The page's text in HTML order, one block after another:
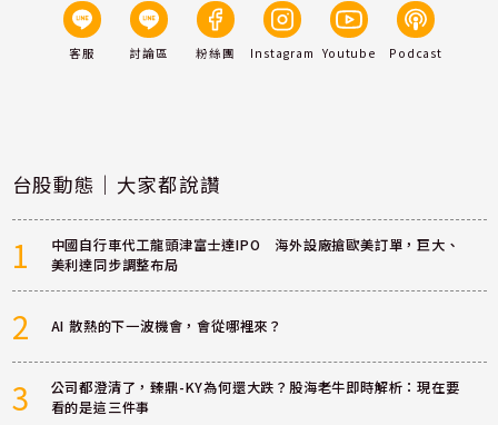
客服 討論區 粉絲團 Instagram Youtube Podcast
台股動態｜大家都說讚
1
中國自行車代工龍頭津富士達IPO 海外設廠搶歐美訂單，巨大、
美利達同步調整布局
2 AI 散熱的下一波機會，會從哪裡來？
3
公司都澄清了，臻鼎-KY為何還大跌？股海老牛即時解析：現在要
看的是這三件事